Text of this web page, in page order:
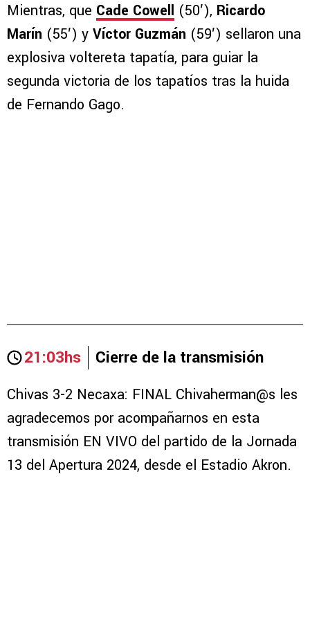
Mientras, que Cade Cowell (50′), Ricardo
Marín (55′) y Víctor Guzmán (59′) sellaron una
explosiva voltereta tapatía, para guiar la
segunda victoria de los tapatíos tras la huida
de Fernando Gago.
21:03hs Cierre de la transmisión
Chivas 3-2 Necaxa: FINAL Chivaherman@s les
agradecemos por acompañarnos en esta
transmisión EN VIVO del partido de la Jornada
13 del Apertura 2024, desde el Estadio Akron.